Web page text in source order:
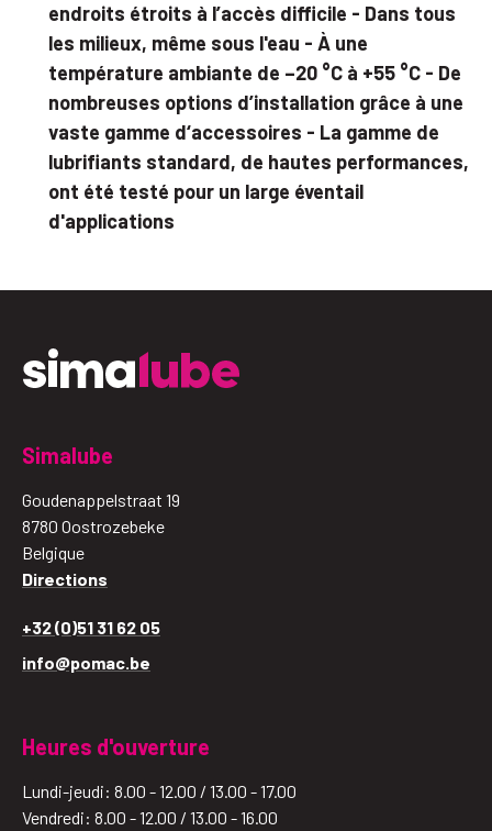
endroits étroits à l’accès difficile - Dans tous
les milieux, même sous l'eau - À une
température ambiante de –20 °C à +55 °C - De
nombreuses options d’installation grâce à une
vaste gamme d‘accessoires - La gamme de
lubrifiants standard, de hautes performances,
ont été testé pour un large éventail
d'applications
Simalube
Goudenappelstraat 19
8780 Oostrozebeke
Belgique
Directions
+32 (0)51 31 62 05
info@pomac.be
Heures d'ouverture
Lundi-jeudi: 8.00 - 12.00 / 13.00 - 17.00
Vendredi: 8.00 - 12.00 / 13.00 - 16.00